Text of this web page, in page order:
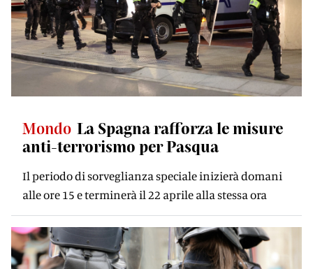
Mondo La Spagna rafforza le misure
anti-terrorismo per Pasqua
Il periodo di sorveglianza speciale inizierà domani
alle ore 15 e terminerà il 22 aprile alla stessa ora